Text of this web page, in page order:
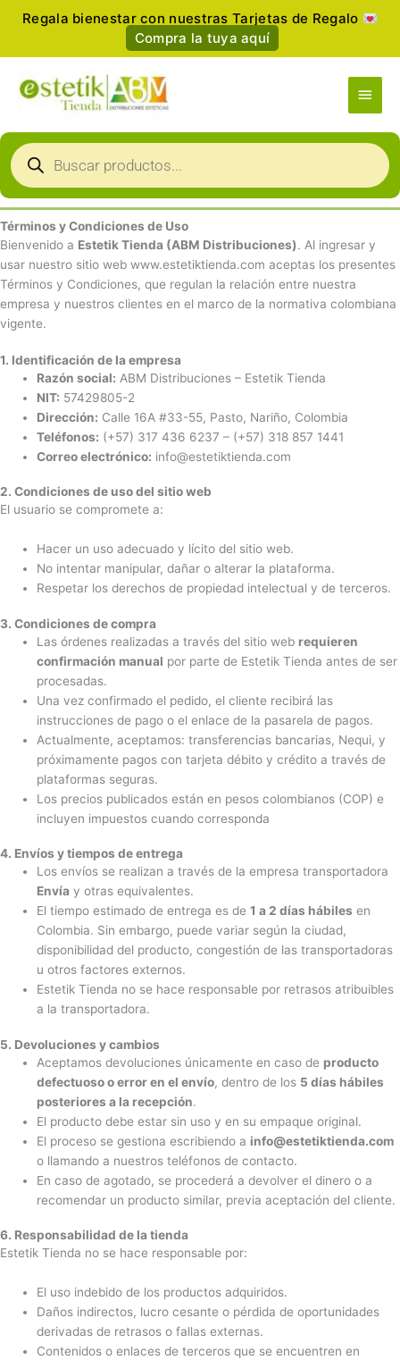
Regala bienestar con nuestras Tarjetas de Regalo
Compra la tuya aquí
Menú
Búsqueda
de
productos
Términos y Condiciones de Uso
Bienvenido a Estetik Tienda (ABM Distribuciones). Al ingresar y
usar nuestro sitio web www.estetiktienda.com aceptas los presentes
Términos y Condiciones, que regulan la relación entre nuestra
empresa y nuestros clientes en el marco de la normativa colombiana
vigente.
1. Identificación de la empresa
Razón social: ABM Distribuciones – Estetik Tienda
NIT: 57429805-2
Dirección: Calle 16A #33-55, Pasto, Nariño, Colombia
Teléfonos: (+57) 317 436 6237 – (+57) 318 857 1441
Correo electrónico: info@estetiktienda.com
2. Condiciones de uso del sitio web
El usuario se compromete a:
Hacer un uso adecuado y lícito del sitio web.
No intentar manipular, dañar o alterar la plataforma.
Respetar los derechos de propiedad intelectual y de terceros.
3. Condiciones de compra
Las órdenes realizadas a través del sitio web requieren
confirmación manual por parte de Estetik Tienda antes de ser
procesadas.
Una vez confirmado el pedido, el cliente recibirá las
instrucciones de pago o el enlace de la pasarela de pagos.
Actualmente, aceptamos: transferencias bancarias, Nequi, y
próximamente pagos con tarjeta débito y crédito a través de
plataformas seguras.
Los precios publicados están en pesos colombianos (COP) e
incluyen impuestos cuando corresponda
4. Envíos y tiempos de entrega
Los envíos se realizan a través de la empresa transportadora
Envía y otras equivalentes.
El tiempo estimado de entrega es de1 a 2 días hábiles en
Colombia. Sin embargo, puede variar según la ciudad,
disponibilidad del producto, congestión de las transportadoras
u otros factores externos.
Estetik Tienda no se hace responsable por retrasos atribuibles
a la transportadora.
5. Devoluciones y cambios
Aceptamos devoluciones únicamente en caso de producto
defectuoso o error en el envío, dentro de los 5 días hábiles
posteriores a la recepción.
El producto debe estar sin uso y en su empaque original.
El proceso se gestiona escribiendo a info@estetiktienda.com
o llamando a nuestros teléfonos de contacto.
En caso de agotado, se procederá a devolver el dinero o a
recomendar un producto similar, previa aceptación del cliente.
6. Responsabilidad de la tienda
Estetik Tienda no se hace responsable por:
El uso indebido de los productos adquiridos.
Daños indirectos, lucro cesante o pérdida de oportunidades
derivadas de retrasos o fallas externas.
Contenidos o enlaces de terceros que se encuentren en